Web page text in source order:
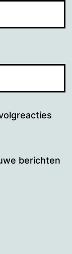
berichten